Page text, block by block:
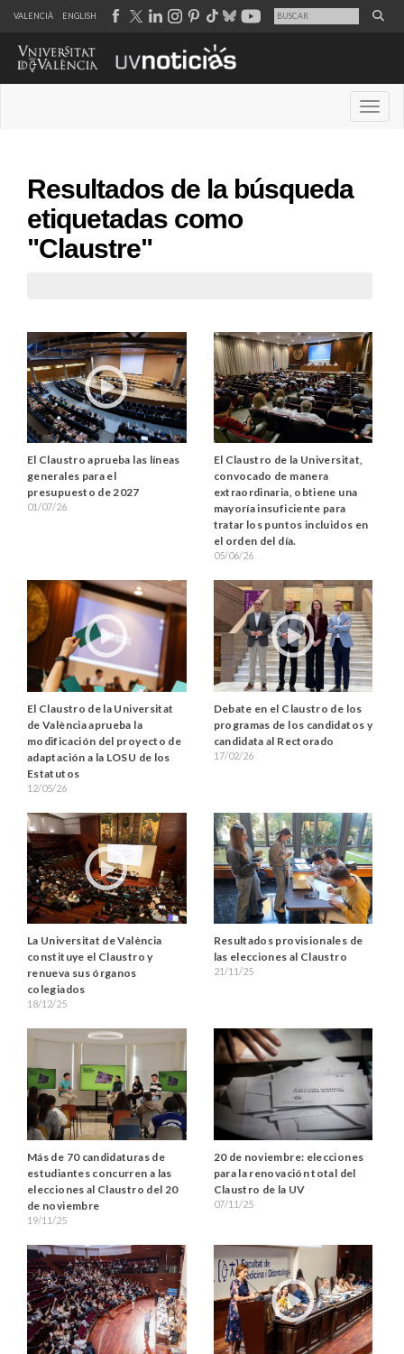
VALENCIÀ ENGLISH
Resultados de la búsqueda
etiquetadas como
"Claustre"
El Claustro aprueba las líneas
generales para el
presupuesto de 2027
01/07/26
El Claustro de la Universitat,
convocado de manera
extraordinaria, obtiene una
mayoría insuficiente para
tratar los puntos incluidos en
el orden del día.
05/06/26
El Claustro de la Universitat
de València aprueba la
modificación del proyecto de
adaptación a la LOSU de los
Estatutos
12/05/26
Debate en el Claustro de los
programas de los candidatos y
candidata al Rectorado
17/02/26
La Universitat de València
constituye el Claustro y
renueva sus órganos
colegiados
18/12/25
Resultados provisionales de
las elecciones al Claustro
21/11/25
Más de 70 candidaturas de
estudiantes concurren a las
elecciones al Claustro del 20
de noviembre
19/11/25
20 de noviembre: elecciones
para la renovación total del
Claustro de la UV
07/11/25